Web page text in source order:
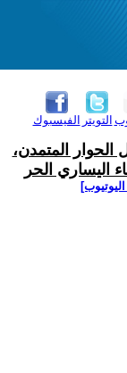
الفيسبوك التويتر
الحوار المتمدن،
اليساري الحر